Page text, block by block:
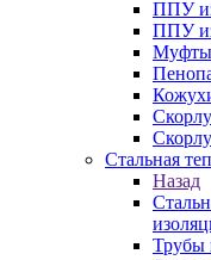
ППУ
ППУ
Муфты
Стальная
Назад
Трубы